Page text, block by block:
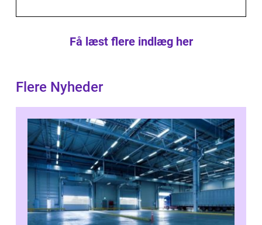
Få læst flere indlæg her
Flere Nyheder